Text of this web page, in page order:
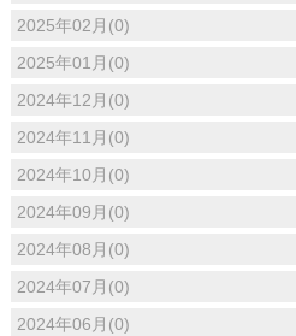
2025年02月(0)
2025年01月(0)
2024年12月(0)
2024年11月(0)
2024年10月(0)
2024年09月(0)
2024年08月(0)
2024年07月(0)
2024年06月(0)